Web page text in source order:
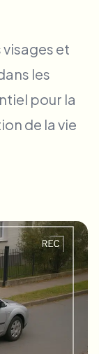
et
les
pour la
de la vie